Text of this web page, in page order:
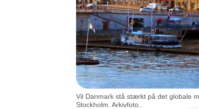
Vil Danmark stå stærkt på det globale
Stockholm. Arkivfoto..